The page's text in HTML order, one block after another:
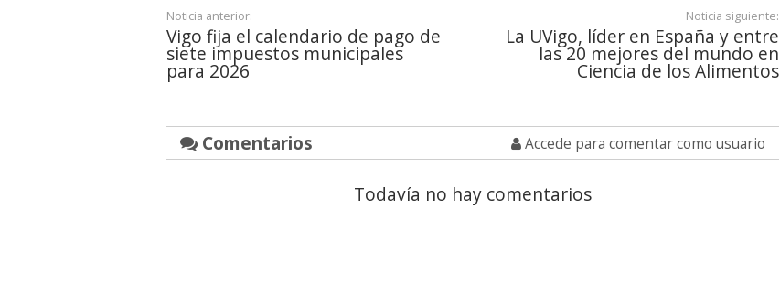
Noticia anterior:
Vigo fija el calendario de pago de
siete impuestos municipales
para 2026
Noticia siguiente:
La UVigo, líder en España y entre
las 20 mejores del mundo en
Ciencia de los Alimentos
Comentarios Accede para comentar como usuario
Todavía no hay comentarios